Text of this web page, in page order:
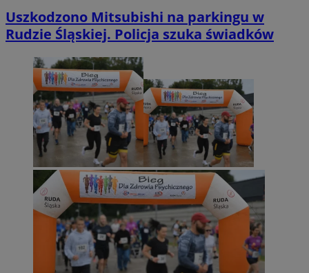
Uszkodzono Mitsubishi na parkingu w
Rudzie Śląskiej. Policja szuka świadków